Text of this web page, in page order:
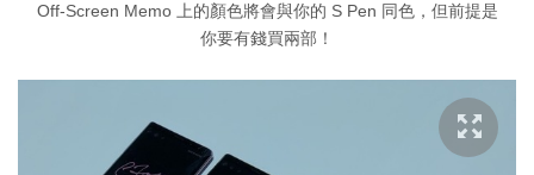
Off-Screen Memo 上的顏色將會與你的 S Pen 同色，但前提是
你要有錢買兩部！